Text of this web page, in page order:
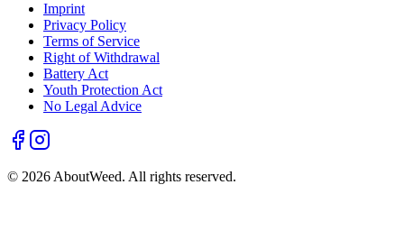
Imprint
Privacy Policy
Terms of Service
Right of Withdrawal
Battery Act
Youth Protection Act
No Legal Advice
© 2026 AboutWeed. All rights reserved.